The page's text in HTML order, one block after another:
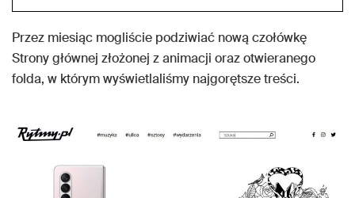
Przez miesiąc mogliście podziwiać nową czołówkę
Strony głównej złożonej z animacji oraz otwieranego
folda, w którym wyświetlaliśmy najgorętsze treści.